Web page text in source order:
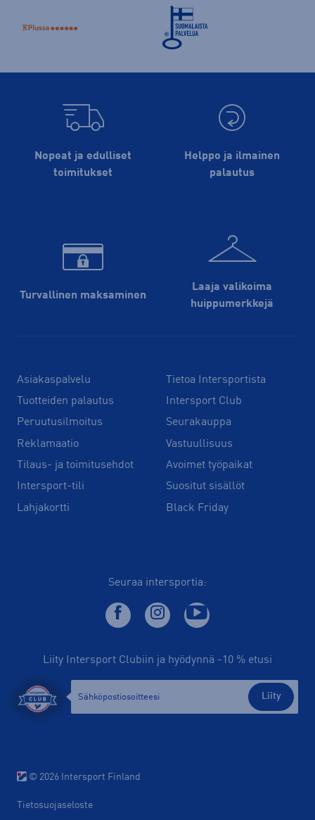
Nopeat ja edulliset
toimitukset
Helppo ja ilmainen
palautus
Turvallinen maksaminen
Laaja valikoima
huippu­merkkejä
Asiakaspalvelu
Tuotteiden palautus
Peruutusilmoitus
Reklamaatio
Tilaus- ja toimitusehdot
Intersport-tili
Lahjakortti
Tietoa Intersportista
Intersport Club
Seurakauppa
Vastuullisuus
Avoimet työpaikat
Suositut sisällöt
Black Friday
Seuraa intersportia:
Liity Intersport Clubiin ja hyödynnä -10 % etusi
Liity
© 2026 Intersport Finland
Tietosuojaseloste